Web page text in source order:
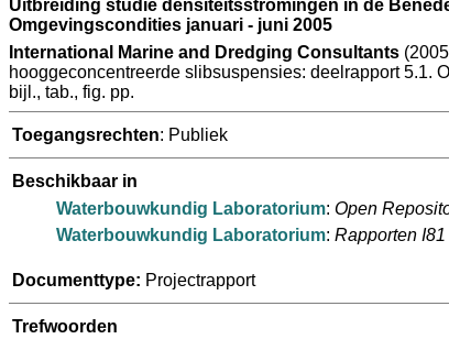
Uitbreiding studie densiteitsstromingen in de
Omgevingscondities januari - juni 2005
International Marine and Dredging Consultants
hooggeconcentreerde slibsuspensies: deelrapport 5.1.
bijl., tab., fig. pp.
Toegangsrechten: Publiek
Beschikbaar in
Waterbouwkundig Laboratorium: Open
Waterbouwkundig Laboratorium: Rapporten I81
Documenttype: Projectrapport
Trefwoorden